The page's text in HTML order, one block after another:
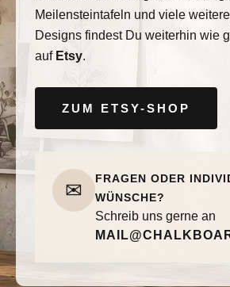
Meilensteintafeln und viele
Designs findest Du weiterhin wie
auf Etsy.
ZUM ETSY-SHOP
✉
FRAGEN ODER
WÜNSCHE?
Schreib uns gerne an